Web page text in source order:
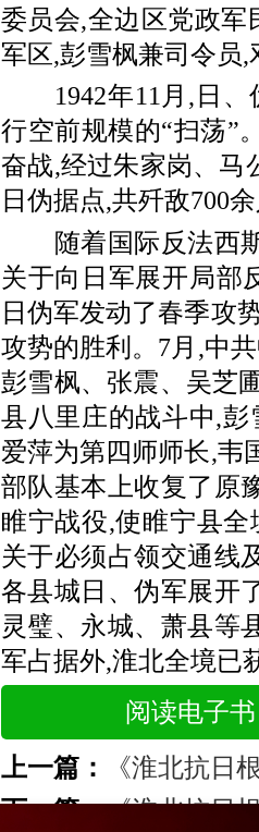
委员会,全边区党政军
军区,彭雪枫兼司令员,
1942年11月,日、
行空前规模的“扫荡”
奋战,经过朱家岗、马
日伪据点,共歼敌700
随着国际反法西斯
关于向日军展开局部
日伪军发动了春季攻
攻势的胜利。7月,中
彭雪枫、张震、吴芝
县八里庄的战斗中,彭
爱萍为第四师师长,韦
部队基本上收复了原
睢宁战役,使睢宁县全
关于必须占领交通线
各县城日、伪军展开
灵璧、永城、萧县等
军占据外,淮北全境已
阅读电子书
上一篇：
《淮北抗日
下一篇：《淮北抗日